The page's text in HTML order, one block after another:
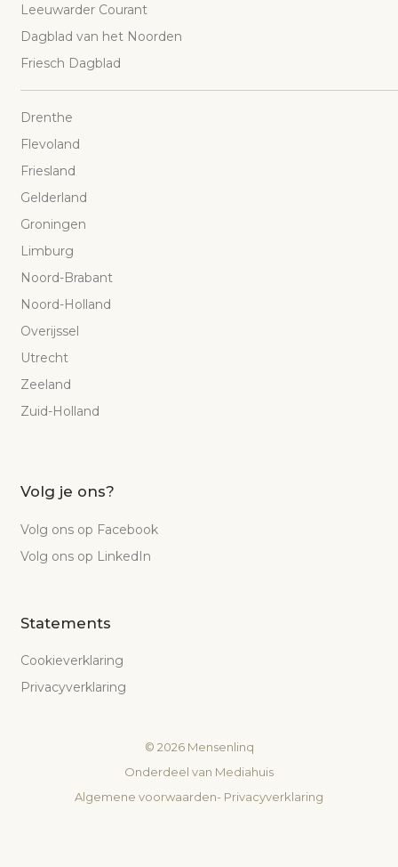
Leeuwarder Courant
Dagblad van het Noorden
Friesch Dagblad
Drenthe
Flevoland
Friesland
Gelderland
Groningen
Limburg
Noord-Brabant
Noord-Holland
Overijssel
Utrecht
Zeeland
Zuid-Holland
Volg je ons?
Volg ons op Facebook
Volg ons op LinkedIn
Statements
Cookieverklaring
Privacyverklaring
© 2026Mensenlinq
Onderdeel van Mediahuis
Algemene voorwaarden- Privacyverklaring